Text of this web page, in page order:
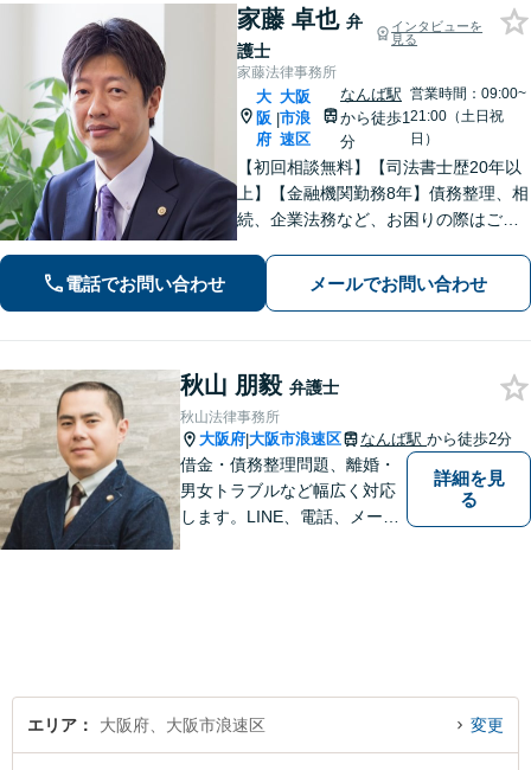
家藤 卓也 弁
護士
インタビューを
見る
家藤法律事務所
大
阪
府
|
大阪
市浪
速区
なんば駅
から徒歩1
分
営業時間：09:00~
21:00（土日祝
日）
【初回相談無料】【司法書士歴20年以
上】【金融機関勤務8年】債務整理、相
続、企業法務など、お困りの際はご相
りを大切にしております。悩む前に、
一度弁護士にご相談ください。【電話
電話でお問い合わせ メールでお問い合わせ
秋山 朋毅 弁護士
秋山法律事務所
大阪府|大阪市浪速区 なんば駅 から徒歩2分
借金・債務整理問題、離婚・
男女トラブルなど幅広く対応
します。LINE、電話、メー
詳細を見
る
エリア 大阪府、大阪市浪速区 変更